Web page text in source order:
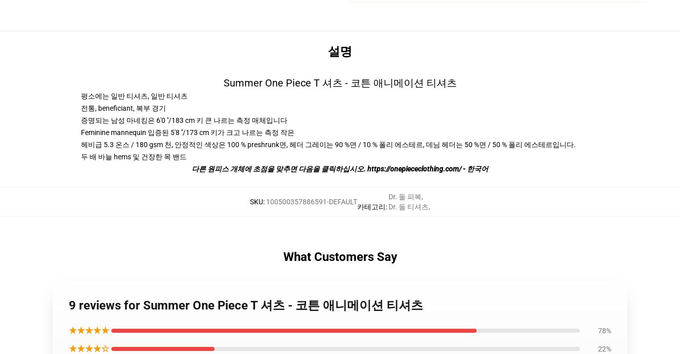
설명
Summer One Piece T 셔츠 - 코튼 애니메이션 티셔츠
평소에는 일반 티셔츠, 일반 티셔츠
전통, beneficiant, 복부 경기
증명되는 남성 마네킹은 6'0 ′′/183 cm 키 큰 나르는 측정 매체입니다
Feminine mannequin 입증된 5'8 ′′/173 cm 키가 크고 나르는 측정 작은
헤비급 5.3 온스 / 180 gsm 천, 안정적인 색상은 100 % preshrunk면, 헤더 그레이는 90 %면 / 10 % 폴리 에스테르, 데님 헤더는 50 %면 / 50 % 폴리 에스테르입니다.
두 배 바늘 hems 및 건장한 목 밴드
다른 원피스 개체에 초점을 맞추면 다음을 클릭하십시오. https://onepiececlothing.com/ - 한국어
SKU: 100500357886591-DEFAULT
카테고리:
Dr. 돌 피복,
Dr. 돌 티셔츠,
What Customers Say
9 reviews for Summer One Piece T 셔츠 - 코튼 애니메이션 티셔츠
★★★★★ 78%
★★★★☆ 22%